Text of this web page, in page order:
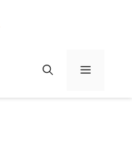
MENU